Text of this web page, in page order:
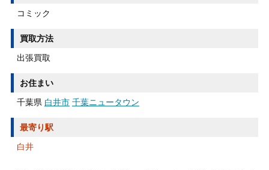
コミック
買取方法
出張買取
お住まい
千葉県 白井市 千葉ニュータウン
最寄り駅
白井